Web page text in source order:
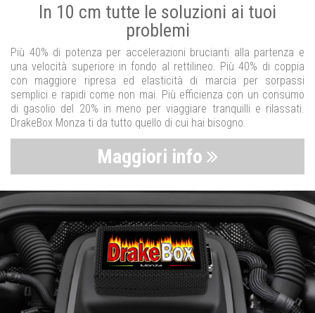
In 10 cm tutte le soluzioni ai tuoi
problemi
Più 40% di potenza per accelerazioni brucianti alla partenza e
una velocità superiore in fondo al rettilineo. Più 40% di coppia
con maggiore ripresa ed elasticità di marcia per sorpassi
semplici e rapidi come non mai. Più efficienza con un consumo
di gasolio del 20% in meno per viaggiare tranquilli e rilassati.
DrakeBox Monza ti da tutto quello di cui hai bisogno.
Maggiori info